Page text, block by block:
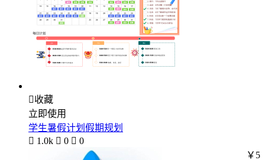
收藏
立即使用
学生暑假计划假期规划
 1.0k  0  0
￥5